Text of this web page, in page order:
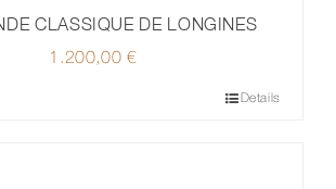
CLASSIQUE DE LONGINES
1.200,00€
Details